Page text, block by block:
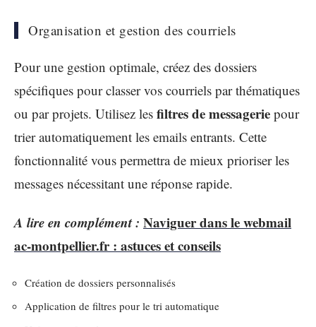
Organisation et gestion des courriels
Pour une gestion optimale, créez des dossiers
spécifiques pour classer vos courriels par thématiques
ou par projets. Utilisez les filtres de messagerie pour
trier automatiquement les emails entrants. Cette
fonctionnalité vous permettra de mieux prioriser les
messages nécessitant une réponse rapide.
A lire en complément : Naviguer dans le webmail
ac-montpellier.fr : astuces et conseils
Création de dossiers personnalisés
Application de filtres pour le tri automatique